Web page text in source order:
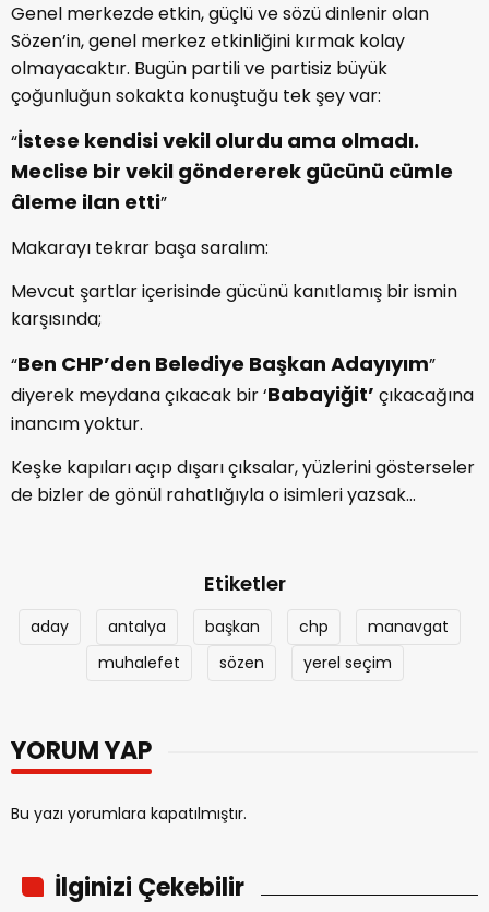
Genel merkezde etkin, güçlü ve sözü dinlenir olan
Sözen’in, genel merkez etkinliğini kırmak kolay
olmayacaktır. Bugün partili ve partisiz büyük
çoğunluğun sokakta konuştuğu tek şey var:
“İstese kendisi vekil olurdu ama olmadı.
Meclise bir vekil göndererek gücünü cümle
âleme ilan etti”
Makarayı tekrar başa saralım:
Mevcut şartlar içerisinde gücünü kanıtlamış bir ismin
karşısında;
“Ben CHP’den Belediye Başkan Adayıyım”
diyerek meydana çıkacak bir ‘Babayiğit’ çıkacağına
inancım yoktur.
Keşke kapıları açıp dışarı çıksalar, yüzlerini gösterseler
de bizler de gönül rahatlığıyla o isimleri yazsak…
Etiketler
aday antalya başkan chp
manavgat
muhalefet
sözen yerel seçim
YORUM YAP
Bu yazı yorumlara kapatılmıştır.
İlginizi Çekebilir